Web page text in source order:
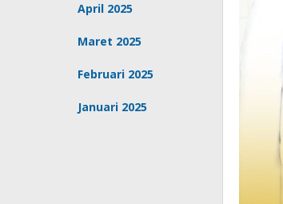
April 2025
Maret 2025
Februari 2025
Januari 2025